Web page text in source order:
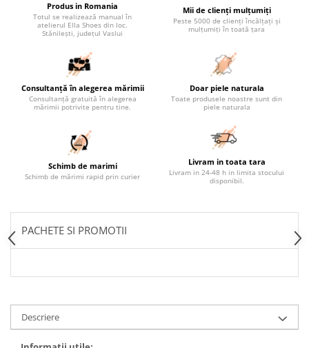
Produs in Romania
Totul se realizează manual în
atelierul Ella Shoes din loc.
Stănilești, județul Vaslui
Mii de clienți mulțumiți
Peste 5000 de clienți încălțați și
mulțumiți în toată țara
Consultanță în alegerea mărimii
Consultanță gratuită în alegerea
mărimii potrivite pentru tine.
Doar piele naturala
Toate produsele noastre sunt din
piele naturala
Schimb de marimi
Schimb de mărimi rapid prin curier
Livram in toata tara
Livram in 24-48 h in limita stocului
disponibil.
PACHETE SI PROMOTII
Descriere